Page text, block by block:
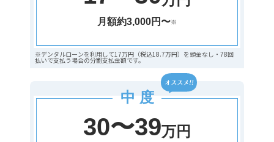
月額約3,000円〜※
※デンタルローンを利用して17万円（税込18.7万円）を頭金なし・78回
払いで支払う場合の分割支払金額です。
中 度
30〜39万円